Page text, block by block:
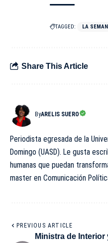
TAGGED: LA
Share This Article
ByARELIS SUERO
Periodista egresada de la
Domingo (UASD). Le gusta
humanas que puedan
master en Comunicación
PREVIOUS ARTICLE
Ministra de Interior